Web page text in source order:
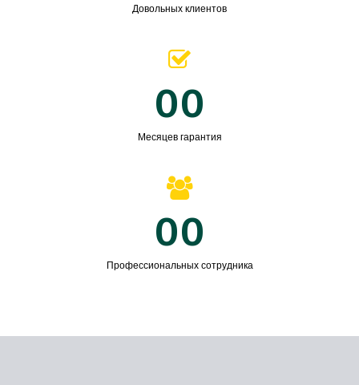
Довольных клиентов
00
Месяцев гарантия
00
Профессиональных сотрудника